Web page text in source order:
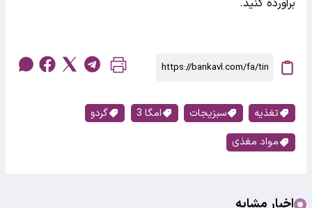
برآورده کنید.
تغذیه سبزیجات امگا 3
گردو
مواد مغذی
اخبار مشابه